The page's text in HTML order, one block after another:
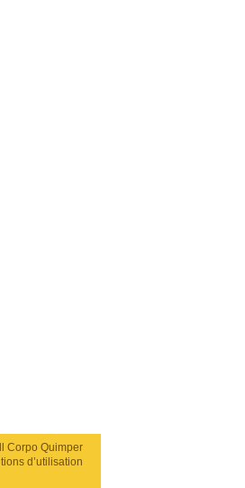
Corpo Quimper
d’utilisation